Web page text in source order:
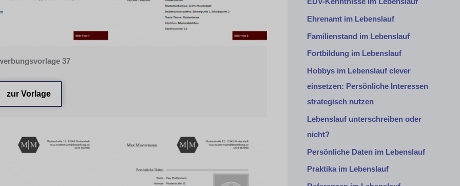
37
zur Vorlage
Ehrenamt im Lebenslauf
Familienstand im Lebenslauf
Fortbildung im Lebenslauf
Hobbys im Lebenslauf clever
einsetzen: Persönliche Interessen
strategisch nutzen
Lebenslauf unterschreiben oder
nicht?
Persönliche Daten im Lebenslauf
Praktika im Lebenslauf